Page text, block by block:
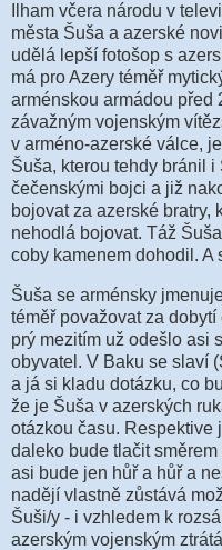
Ilham včera národu v
města Šuša a azerské
udělá lepší fotošop s
má pro Azery téměř
arménskou armádou před
závažným vojenským
v arméno-azerské válce,
Šuša, kterou tehdy bránil
čečenskými bojci a již
bojovat za azerské bratry,
nehodlá bojovat. Táž
coby kamenem dohodil. A
Šuša se arménsky
téměř považovat za
prý mezitím už odešlo asi
obyvatel. V Baku se slaví (
a já si kladu dotázku, co
že je Šuša v azerských
otázkou času. Respektive
daleko bude tlačit
asi bude jen hůř a hůř a
nadějí vlastně zůstává
Šuši/y - i vzhledem k
azerským vojenským